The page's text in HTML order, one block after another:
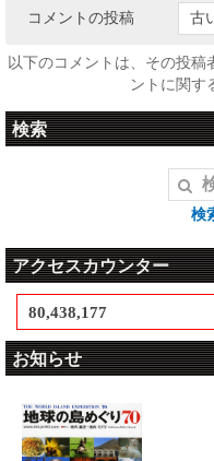
コメントの投稿
以下のコメントは、その投稿
ントに関す
検索
検
アクセスカウンター
80,438,177
お知らせ